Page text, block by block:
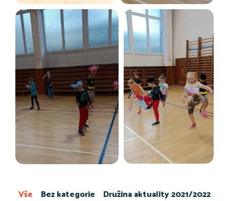
Bez kategorie
Družina aktuality 2021/2022
Vše